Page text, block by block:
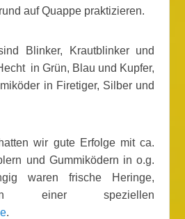
auf Quappe praktizieren.
Blinker, Krautblinker und
in Grün, Blau und Kupfer,
in Firetiger, Silber und
wir gute Erfolge mit ca.
und Gummiködern in o.g.
waren frische Heringe,
einer speziellen
.